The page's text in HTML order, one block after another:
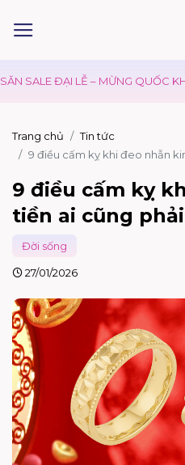
– MỪNG QUỐC KHÁNH 02/09
Trang chủ
Tin tức
9 điều cấm kỵ khi đeo nhẫn
9 điều cấm kỵ
tiền ai cũng
Đời sống
27/01/2026